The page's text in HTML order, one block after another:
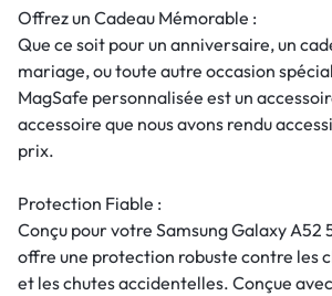
Offrez un Cadeau Mémorable :
Que ce soit pour un anniversaire, un
mariage, ou toute autre occasion
MagSafe personnalisée est un
accessoire que nous avons rendu
prix.
Protection Fiable :
Conçu pour votre Samsung Galaxy A52
offre une protection robuste contre les
et les chutes accidentelles. Conçue